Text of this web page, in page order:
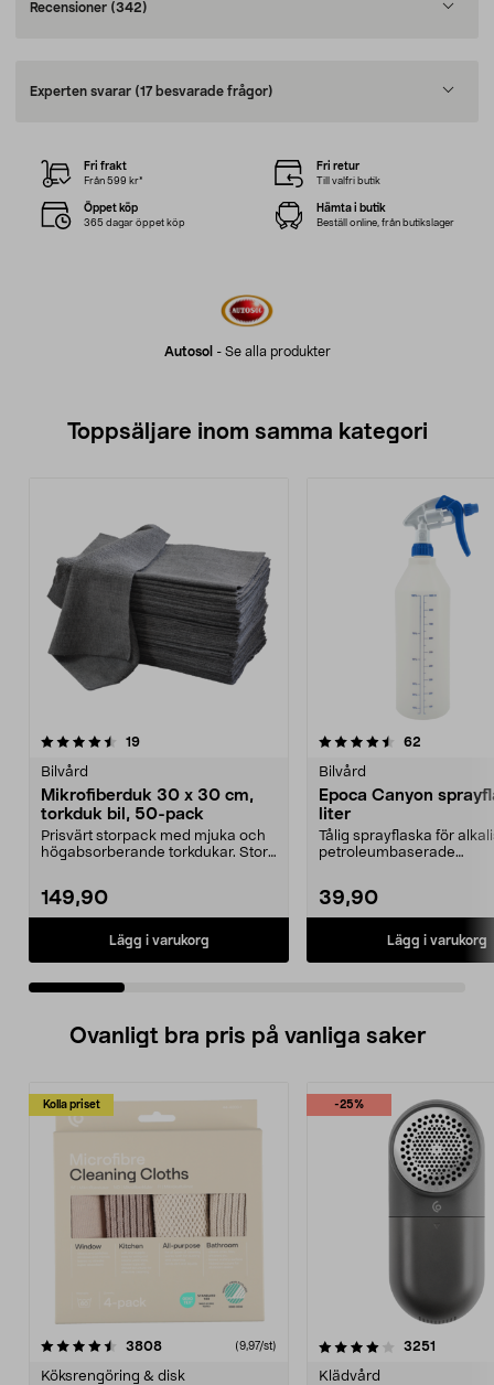
Recensioner (342)
Experten svarar (17 besvarade frågor)
Autosol - Se alla produkter
Fri frakt
Från 599 kr*
Fri retur
Till valfri butik
Öppet köp
365 dagar öppet köp
Hämta i butik
Beställ online, från butikslager
Toppsäljare inom samma kategori
19recensioner
Bilvård
Mikrofiberduk 30 x 30 cm,
torkduk bil, 50-pack
Prisvärt storpack med mjuka och
högabsorberande torkdukar. Stora
149,90
Lägg i varukorg
4.5 av 5 stjärnor 62
Bilvård
Epoca Canyon
liter
Tålig sprayflaska för
petroleumbaserade
39,90
Lägg i varukorg
4.0 av 5 stjärnor
Ovanligt bra pris på vanliga saker
Kolla priset
3808recensioner (9,97/st)
Köksrengöring & disk
-25%
4.0av 5 stjärnor 3251
Klädvård
4.5av 5 stjärnor